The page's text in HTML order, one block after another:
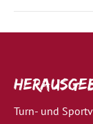
Turn- und